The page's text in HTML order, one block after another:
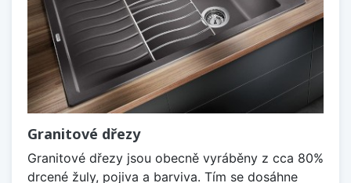
Granitové dřezy
Granitové dřezy jsou obecně vyráběny z cca 80%
drcené žuly, pojiva a barviva. Tím se dosáhne